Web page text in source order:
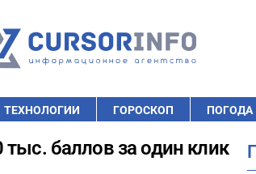
ТЕХНОЛОГИИ ГОРОСКОП ПОГОДА
баллов за один клик